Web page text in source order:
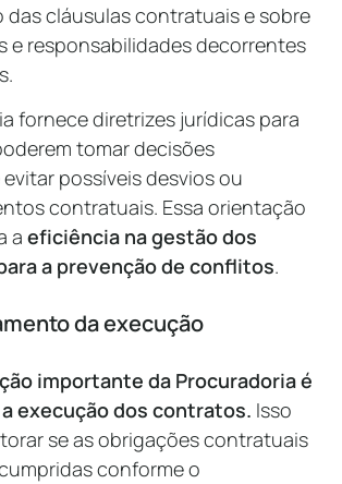
das cláusulas contratuais e sobre
e responsabilidades decorrentes
fornece diretrizes jurídicas para
tomar decisões
possíveis desvios ou
contratuais. Essa orientação
a eficiência na gestão dos
a prevenção de conflitos.
da execução
importante da Procuradoria é
execução dos contratos. Isso
se as obrigações contratuais
conforme o